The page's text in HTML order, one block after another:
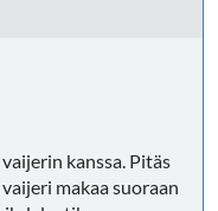
kanssa. Pitäs
makaa suoraan